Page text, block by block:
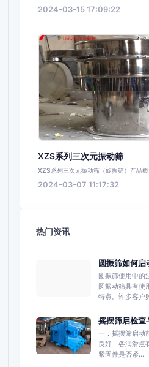
2024-03-15 17:09:22
XZS系列三次元振动筛
XZS系列三次元振动筛（旋振筛）产品
2024-03-07 11:17:32
热门资讯
圆振筛如何启
圆振筛使用中的
圆振动筛具有使
特点。许多客
摇摆筛启检查
一．摇摆筛启动
良好，各润滑
紧固件是否紧...